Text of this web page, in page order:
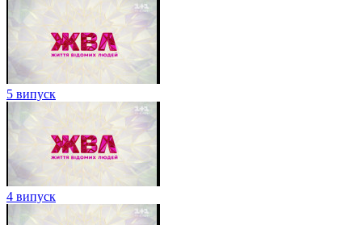
5 випуск
4 випуск